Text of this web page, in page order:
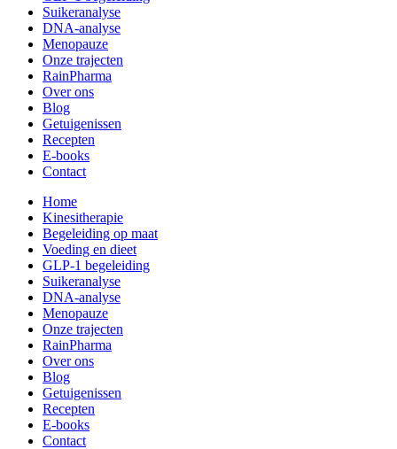
Suikeranalyse
DNA-analyse
Menopauze
Onze trajecten
RainPharma
Over ons
Blog
Getuigenissen
Recepten
E-books
Contact
Home
Kinesitherapie
Begeleiding op maat
Voeding en dieet
GLP-1 begeleiding
Suikeranalyse
DNA-analyse
Menopauze
Onze trajecten
RainPharma
Over ons
Blog
Getuigenissen
Recepten
E-books
Contact